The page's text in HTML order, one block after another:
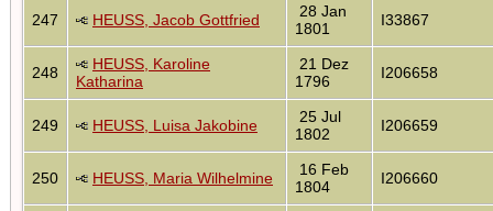
247 HEUSS, Jacob Gottfried
28 Jan
1801
I33867
248
HEUSS, Karoline
Katharina
21 Dez
1796
I206658
249 HEUSS, Luisa Jakobine
25 Jul
1802
I206659
250 HEUSS, Maria Wilhelmine
16 Feb
1804
I206660